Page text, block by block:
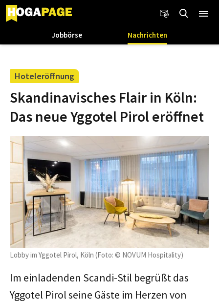
Jobbörse Nachrichten
Hoteleröffnung
Skandinavisches Flair in Köln:
Das neue Yggotel Pirol eröffnet
Lobby im Yggotel Pirol, Köln (Foto: © NOVUM Hospitality)
Im einladenden Scandi-Stil begrüßt das
Yggotel Pirol seine Gäste im Herzen von